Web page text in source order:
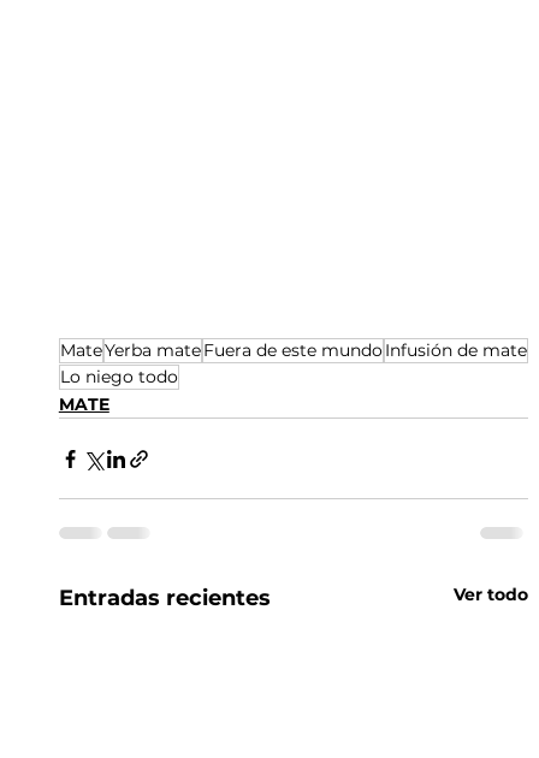
MateYerba mateFuera de este mundoInfusión de mate
Lo niego todo
MATE
Entradas recientes Ver todo